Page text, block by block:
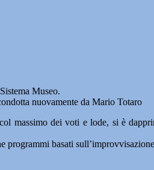
Museo.
nuovamente da Mario Totaro
massimo dei voti e lode, si è
basati